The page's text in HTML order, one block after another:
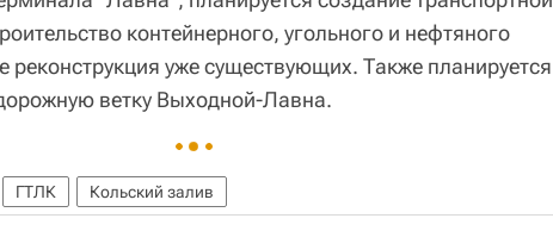
контейнерного, угольного и нефтяного
реконструкция уже существующих. Также планируется
ветку Выходной-Лавна.
ГТЛК Кольский залив